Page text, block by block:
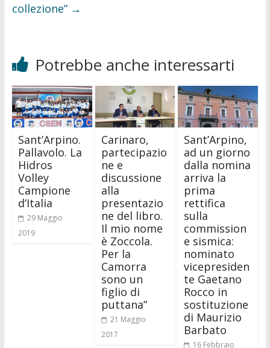
collezione” →
Potrebbe anche interessarti
Sant’Arpino.
Pallavolo. La
Hidros
Volley
Campione
d’Italia
29 Maggio
2019
Carinaro,
partecipazio
ne e
discussione
alla
presentazio
ne del libro.
Il mio nome
è Zoccola.
Per la
Camorra
sono un
figlio di
puttana”
21 Maggio
2017
Sant’Arpino,
ad un giorno
dalla nomina
arriva la
prima
rettifica
sulla
commission
e sismica:
nominato
vicepresiden
te Gaetano
Rocco in
sostituzione
di Maurizio
Barbato
16 Febbraio